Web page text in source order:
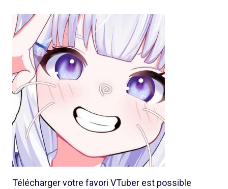
Télécharger votre favori VTuber est possible